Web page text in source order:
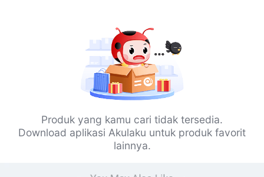
Produk yang kamu cari tidak tersedia.
Download aplikasi Akulaku untuk produk favorit
lainnya.